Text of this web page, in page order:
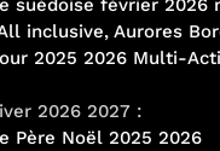
inclusive, Aurores
2025 2026 Multi-
2026 2027 :
Père Noël 2025 2026